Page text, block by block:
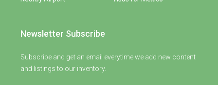
Newsletter Subscribe
Subscribe and get an email everytime we add new content
and listings to our inventory.